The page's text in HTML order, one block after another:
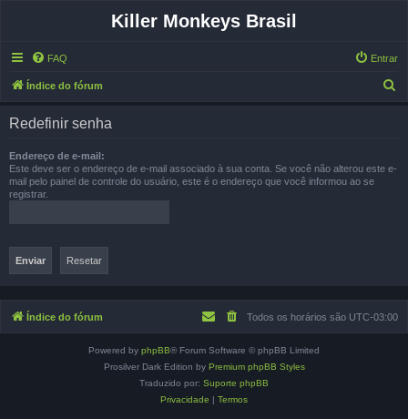
Killer Monkeys Brasil
FAQ Entrar
Índice do fórum
Redefinir senha
Endereço de e-mail:
Este deve ser o endereço de e-mail associado à sua conta. Se você não alterou este e-
mail pelo painel de controle do usuário, este é o endereço que você informou ao se
registrar.
Índice do fórum Todos os horários são UTC-03:00
Powered by phpBB® Forum Software © phpBB Limited
Prosilver Dark Edition by Premium phpBB Styles
Traduzido por: Suporte phpBB
Privacidade | Termos